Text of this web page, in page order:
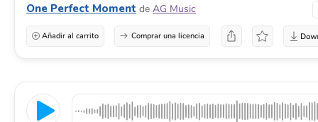
One Perfect Moment de AG Music
Añadir al carrito Comprar una licencia